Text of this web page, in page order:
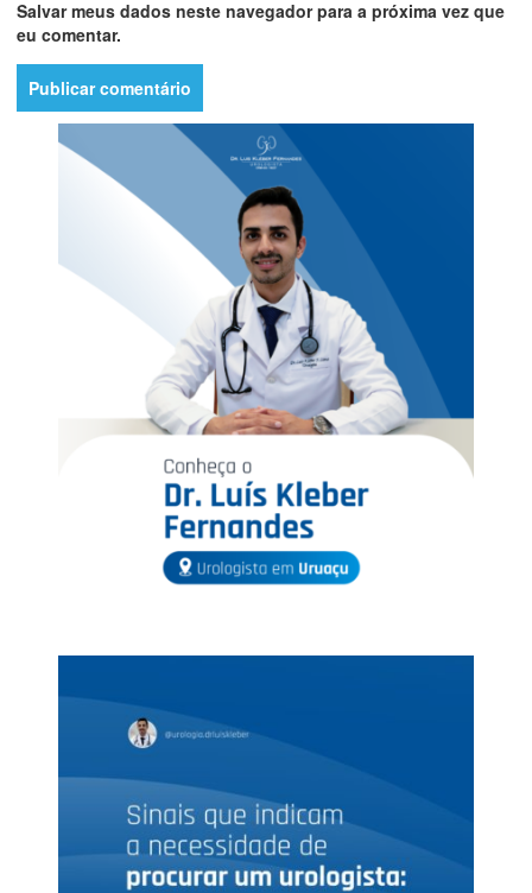
Salvar meus dados neste navegador para a próxima vez que
eu comentar.